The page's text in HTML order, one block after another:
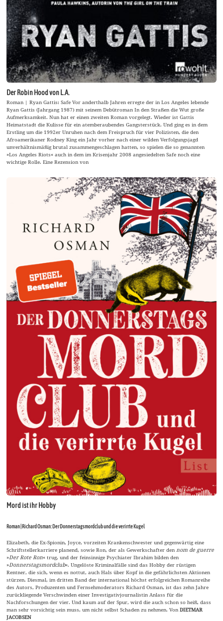
Der Robin Hood von L.A.
Roman | Ryan Gattis: Safe Vor anderthalb Jahren erregte der in Los Angeles lebende
Ryan Gattis (Jahrgang 1987) mit seinem Debütroman In den Straßen die Wut große
Aufmerksamkeit. Nun hat er einen zweiten Roman vorgelegt. Wieder ist Gattis
Heimatstadt die Kulisse für ein atemberaubendes Gangsterstück. Und ging es in dem
Erstling um die 1992er Unruhen nach dem Freispruch für vier Polizisten, die den
Afroamerikaner Rodney King ein Jahr vorher nach einer wilden Verfolgungsjagd
unverhältnismäßig brutal zusammengeschlagen hatten, so spielen die so genannten
»Los Angeles Riots« auch in dem im Krisenjahr 2008 angesiedelten Safe noch eine
wichtige Rolle. Eine Rezension von
Mord ist ihr Hobby
Roman | Richard Osman: Der Donnerstagsmordclub und die verirrte Kugel
Elizabeth, die Ex-Spionin, Joyce, vorzeiten Krankenschwester und gegenwärtig eine
Schriftstellerkarriere planend, sowie Ron, der als Gewerkschafter dennom de guerre
»Der Rote Ron« trug, und der feinsinnige Psychiater Ibrahim bilden den
»Donnerstagsmordclub«. Ungelöste Kriminalfälle sind das Hobby der rüstigen
Rentner, die sich, wenn es nottut, auch Hals über Kopf in die gefährlichsten Aktionen
stürzen. Diesmal, im dritten Band der international höchst erfolgreichen Romanreihe
des Autors, Produzenten und Fernsehmoderators Richard Osman, ist das zehn Jahre
zurückliegende Verschwinden einer Investigativjournalistin Anlass für die
Nachforschungen der vier. Und kaum auf der Spur, wird die auch schon so heiß, dass
man sehr vorsichtig sein muss, um nicht selbst Schaden zu nehmen. VonDIETMAR
JACOBSEN